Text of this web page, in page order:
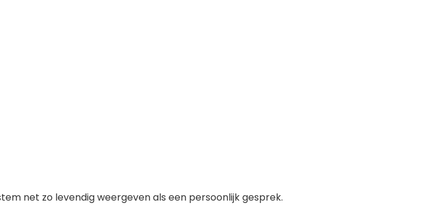
net zo levendig weergeven als een persoonlijk gesprek.